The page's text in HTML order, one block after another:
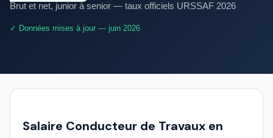
Brut et net, junior à senior — taux officiels URSSAF 2026
✓ Données mises à jour — juin 2026
Salaire Conducteur de Travaux en